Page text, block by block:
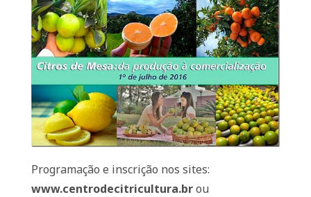
Programação e inscrição nos sites:
www.centrodecitricultura.brou